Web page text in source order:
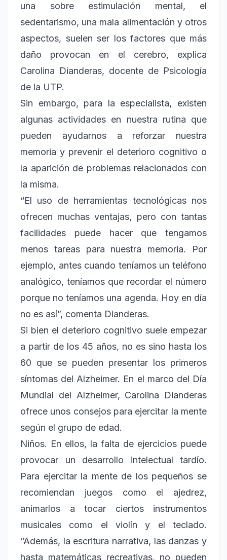
una sobre estimulación mental, el
sedentarismo, una mala alimentación y otros
aspectos, suelen ser los factores que más
daño provocan en el cerebro, explica
Carolina Dianderas, docente de Psicología
de la UTP.
Sin embargo, para la especialista, existen
algunas actividades en nuestra rutina que
pueden ayudarnos a reforzar nuestra
memoria y prevenir el deterioro cognitivo o
la aparición de problemas relacionados con
la misma.
“El uso de herramientas tecnológicas nos
ofrecen muchas ventajas, pero con tantas
facilidades puede hacer que tengamos
menos tareas para nuestra memoria. Por
ejemplo, antes cuando teníamos un teléfono
analógico, teníamos que recordar el número
porque no teníamos una agenda. Hoy en día
no es así”, comenta Dianderas.
Si bien el deterioro cognitivo suele empezar
a partir de los 45 años, no es sino hasta los
60 que se pueden presentar los primeros
síntomas del Alzheimer. En el marco del Día
Mundial del Alzheimer, Carolina Dianderas
ofrece unos consejos para ejercitar la mente
según el grupo de edad.
Niños. En ellos, la falta de ejercicios puede
provocar un desarrollo intelectual tardío.
Para ejercitar la mente de los pequeños se
recomiendan juegos como el ajedrez,
animarlos a tocar ciertos instrumentos
musicales como el violín y el teclado.
“Además, la escritura narrativa, las danzas y
hasta matemáticas recreativas, no pueden